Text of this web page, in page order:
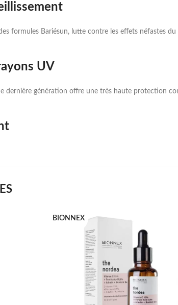
formules Bariésun, lutte contre les effets néfastes
UV
dernière génération offre une très haute protection
BIONNEX